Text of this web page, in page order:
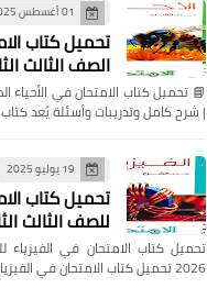
01 أغسطس 2025
تحميل كتاب
الصف الثالث
| شرح كامل وتدريبات وأسئلة يُعد كتاب
19 يوليو 2025
تحميل كتاب
للصف الثالث الثانوي
2026 تحميل كتاب الامتحان في الفيزياء للصف الثالث الثانوي 2…